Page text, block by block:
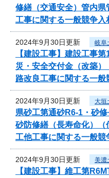
修繕（交通安全）管内
工事に関する一般競争入
2024年9月30日更新 岐阜
【建設工事】建設工
災・安全交付金（改築
路改良工事に関する一般
2024年9月30日更新 大垣
県砂工第通砂R6-1・砂
砂防修繕（長寿命化）
工他工事に関する一般競
2024年9月30日更新 美濃
【建設工事】維工第